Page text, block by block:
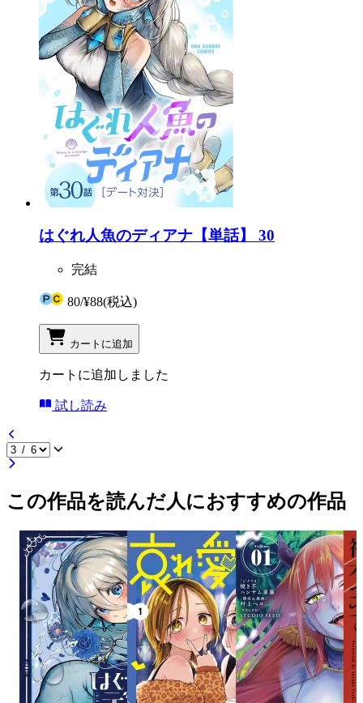
はぐれ人魚のディアナ【単話】 30
完結
80/¥88(税込)
カートに追加
カートに追加しました
試し読み
この作品を読んだ人におすすめの作品